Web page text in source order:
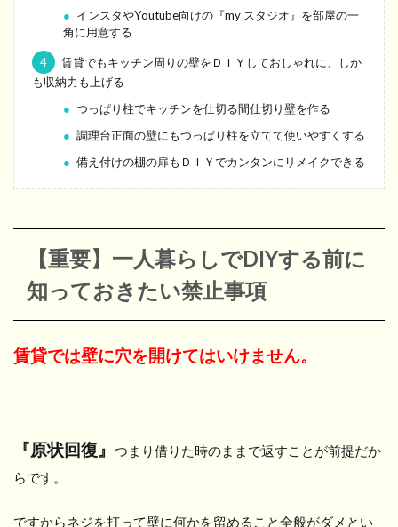
インスタやYoutube向けの『my スタジオ』を部屋の一
角に用意する
4
賃貸でもキッチン周りの壁をＤＩＹしておしゃれに、しか
も収納力も上げる
つっぱり柱でキッチンを仕切る間仕切り壁を作る
調理台正面の壁にもつっぱり柱を立てて使いやすくする
備え付けの棚の扉もＤＩＹでカンタンにリメイクできる
【重要】一人暮らしでDIYする前に
知っておきたい禁止事項
賃貸では壁に穴を開けてはいけません。
『原状回復』 つまり借りた時のままで返すことが前提だか
らです。
ですからネジを打って壁に何かを留めること全般がダメとい